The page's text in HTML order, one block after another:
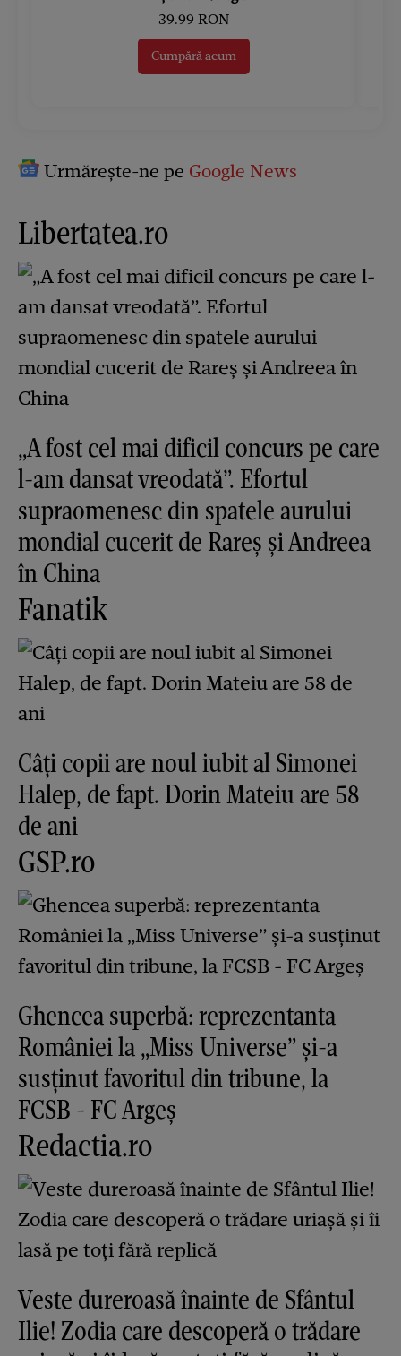
39.99 RON
Cumpără acum
Urmărește-ne pe Google News
Libertatea.ro
„A fost cel mai dificil concurs pe care
l-am dansat vreodată”. Efortul
supraomenesc din spatele aurului
mondial cucerit de Rareș și Andreea
în China
Fanatik
Câți copii are noul iubit al Simonei
Halep, de fapt. Dorin Mateiu are 58
de ani
GSP.ro
Ghencea superbă: reprezentanta
României la „Miss Universe” și-a
susținut favoritul din tribune, la
FCSB - FC Argeș
Redactia.ro
Veste dureroasă înainte de Sfântul
Ilie! Zodia care descoperă o trădare